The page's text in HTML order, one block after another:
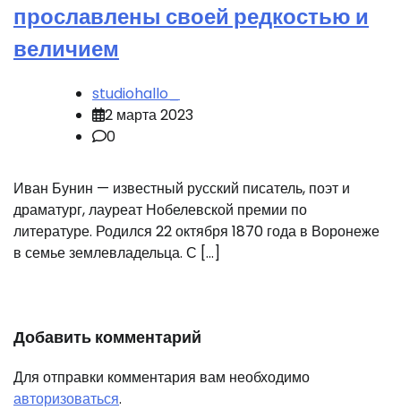
прославлены своей редкостью и
величием
studiohallo_
2 марта 2023
0
Иван Бунин — известный русский писатель, поэт и
драматург, лауреат Нобелевской премии по
литературе. Родился 22 октября 1870 года в Воронеже
в семье землевладельца. С […]
Добавить комментарий
Для отправки комментария вам необходимо
авторизоваться.